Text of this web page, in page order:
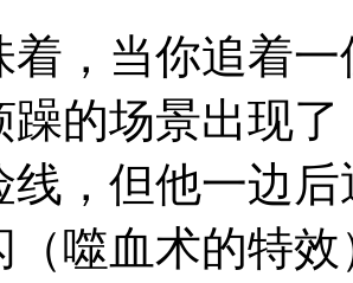
着，当你追着
躁的场景出现
线，但他一边
（噬血术的特